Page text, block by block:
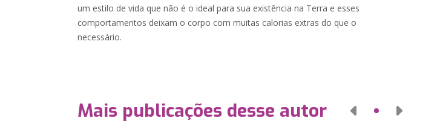
um estilo de vida que não é o ideal para sua existência na Terra e esses
comportamentos deixam o corpo com muitas calorias extras do que o
necessário.
Mais publicações desse autor